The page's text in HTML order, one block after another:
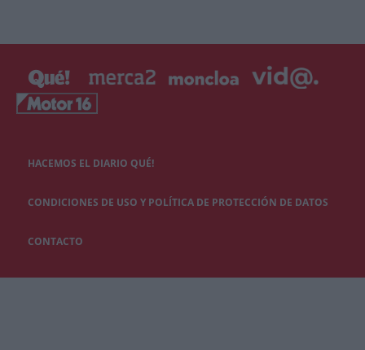
HACEMOS EL DIARIO QUÉ!
CONDICIONES DE USO Y POLÍTICA DE PROTECCIÓN DE DATOS
CONTACTO